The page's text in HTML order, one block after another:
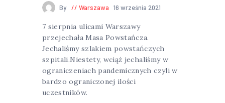
By Warszawa 16 września 2021
7 sierpnia ulicami Warszawy
przejechała Masa Powstańcza.
Jechaliśmy szlakiem powstańczych
szpitali.Niestety, wciąż jechaliśmy w
ograniczeniach pandemicznych czyli w
bardzo ograniczonej ilości
uczestników.